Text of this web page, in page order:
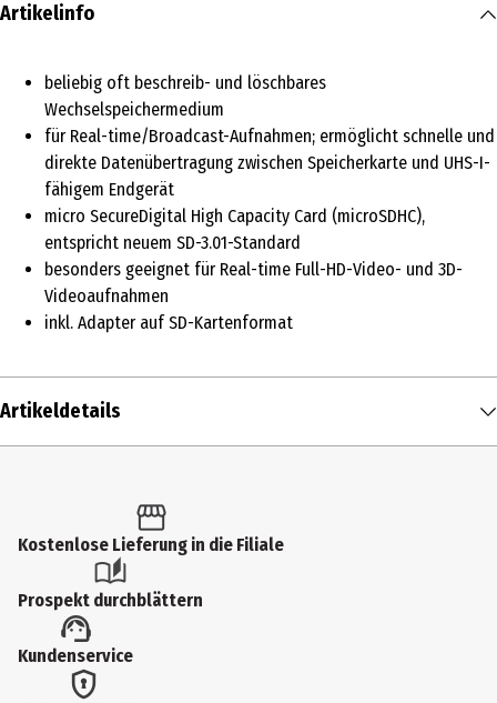
Artikelinfo
beliebig oft beschreib- und löschbares
Wechselspeichermedium
für Real-time/Broadcast-Aufnahmen; ermöglicht schnelle und
direkte Datenübertragung zwischen Speicherkarte und UHS-I-
fähigem Endgerät
micro SecureDigital High Capacity Card (microSDHC),
entspricht neuem SD-3.01-Standard
besonders geeignet für Real-time Full-HD-Video- und 3D-
Videoaufnahmen
inkl. Adapter auf SD-Kartenformat
Artikeldetails
Produkttyp
Speicherkapazität
16 gb
Lieferumfang
Kostenlose Lieferung in die Filiale
Prospekt durchblättern
Kundenservice